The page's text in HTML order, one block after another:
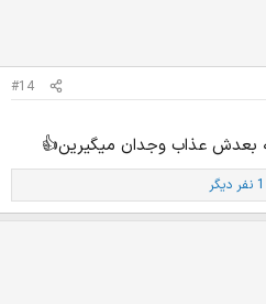
#14
بعدش عذاب وجدان میگیرین👍